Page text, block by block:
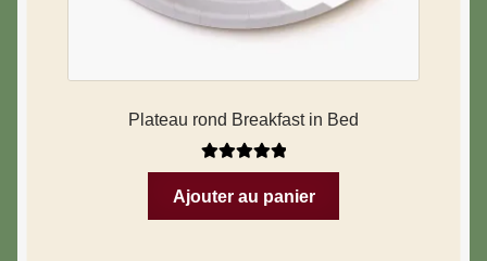
Plateau rond Breakfast in Bed
Note5.00sur
5
Ajouter au panier